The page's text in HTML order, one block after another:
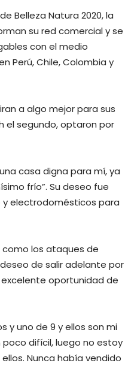
Belleza Natura 2020, la
su red comercial y se
con el medio
Perú, Chile, Colombia y
a algo mejor para sus
el segundo, optaron por
casa digna para mí, ya
frío”. Su deseo fue
y electrodomésticos para
como los ataques de
de salir adelante por
excelente oportunidad de
y uno de 9 y ellos son mi
difícil, luego no estoy
Nunca había vendido